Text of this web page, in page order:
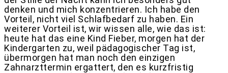
denken und mich konzentrieren. Ich habe den
Vorteil, nicht viel Schlafbedarf zu haben. Ein
weiterer Vorteil ist, wir wissen alle, wie das ist:
heute hat das eine Kind Fieber, morgen hat der
Kindergarten zu, weil pädagogischer Tag ist,
übermorgen hat man noch den einzigen
Zahnarzttermin ergattert, den es kurzfristig